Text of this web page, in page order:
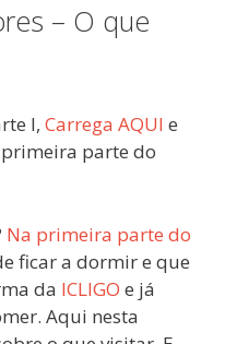
– O que
I, Carrega AQUI e
parte do
Na primeira parte do
ficar a dormir e que
da ICLIGO e já
Aqui nesta